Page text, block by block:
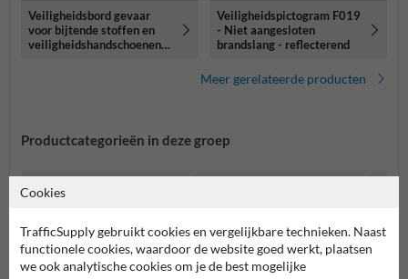
Veiligheidsbord gevaar
voor bijtende stoffen en
veiligheidshandschoenen
Veiligheidspictogram F019
- Niet aangesloten
brandslang - reflecterend
Meer gerelateerde producten
Productcategorieën in deze groep
Cookies
TrafficSupply gebruikt cookies en vergelijkbare technieken. Naast
functionele cookies, waardoor de website goed werkt, plaatsen
we ook analytische cookies om je de best mogelijke